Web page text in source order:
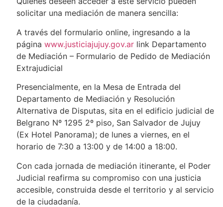
solicitar una mediación de manera sencilla:
A través del formulario online, ingresando a la
página www.justiciajujuy.gov.arlink Departamento
de Mediación – Formulario de Pedido de Mediación
Extrajudicial
Presencialmente, en la Mesa de Entrada del
Departamento de Mediación y Resolución
Alternativa de Disputas, sita en el edificio judicial de
Belgrano Nº 1295 2º piso, San Salvador de Jujuy
(Ex Hotel Panorama); de lunes a viernes, en el
horario de 7:30 a 13:00 y de 14:00 a 18:00.
Con cada jornada de mediación itinerante, el Poder
Judicial reafirma su compromiso con una justicia
accesible, construida desde el territorio y al servicio
de la ciudadanía.